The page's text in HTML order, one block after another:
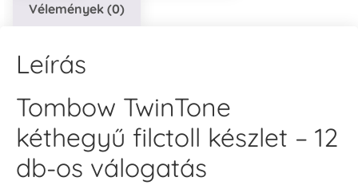
Vélemények (0)
Leírás
Tombow TwinTone
kéthegyű filctoll készlet – 12
db-os válogatás